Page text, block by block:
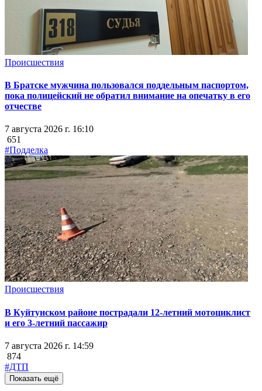
Происшествия
В Братске мужчина пользовался поддельным паспортом,
пока полицейский не обратил внимание на опечатку в его
отчестве
7 августа 2026 г. 16:10
651
#Подделка
Происшествия
В Куйтунском районе пострадали 12-летний мотоциклист
и его 3-летний пассажир
7 августа 2026 г. 14:59
874
#ДТП
Показать ещё